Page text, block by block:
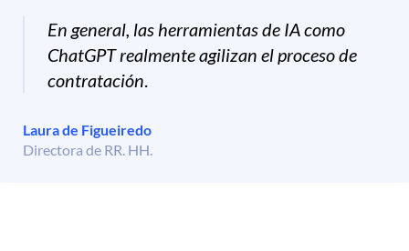
En general, las herramientas de IA como
ChatGPT realmente agilizan el proceso de
contratación
Laura de Figueiredo
Directora de RR. HH.